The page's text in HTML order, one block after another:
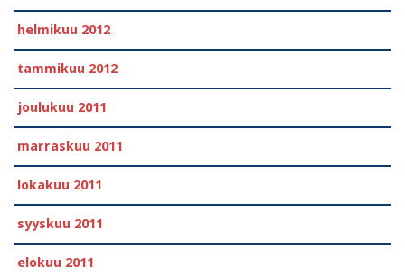
helmikuu 2012
tammikuu 2012
joulukuu 2011
marraskuu 2011
lokakuu 2011
syyskuu 2011
elokuu 2011